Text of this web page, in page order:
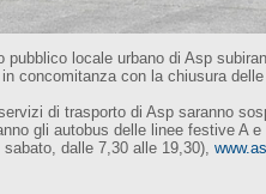
locale urbano di Asp
concomitanza con la chiusura
di trasporto di Asp saranno
gli autobus delle linee festive A e
dalle 7,30 alle 19,30),